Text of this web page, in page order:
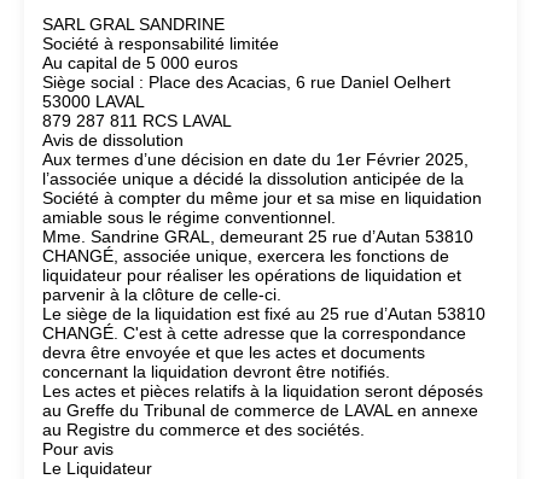
SARL GRAL SANDRINE
Société à responsabilité limitée
Au capital de 5 000 euros
Siège social : Place des Acacias, 6 rue Daniel Oelhert
53000 LAVAL
879 287 811 RCS LAVAL
Avis de dissolution
Aux termes d’une décision en date du 1er Février 2025,
l’associée unique a décidé la dissolution anticipée de la
Société à compter du même jour et sa mise en liquidation
amiable sous le régime conventionnel.
Mme. Sandrine GRAL, demeurant 25 rue d’Autan 53810
CHANGÉ, associée unique, exercera les fonctions de
liquidateur pour réaliser les opérations de liquidation et
parvenir à la clôture de celle-ci.
Le siège de la liquidation est fixé au 25 rue d’Autan 53810
CHANGÉ. C'est à cette adresse que la correspondance
devra être envoyée et que les actes et documents
concernant la liquidation devront être notifiés.
Les actes et pièces relatifs à la liquidation seront déposés
au Greffe du Tribunal de commerce de LAVAL en annexe
au Registre du commerce et des sociétés.
Pour avis
Le Liquidateur